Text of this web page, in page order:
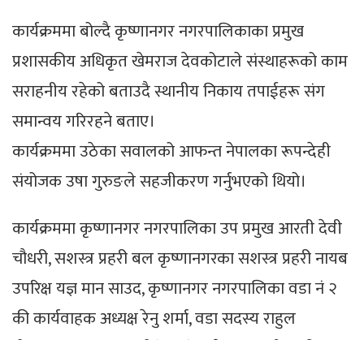
कार्यक्रममा बोल्दै कृष्णानगर नगरपालिकाका प्रमुख
प्रशासकीय अधिकृत खेमराज देवकोटाले संस्थाहरूको काम
सराहनीय रहेको बताउदै स्थानीय निकाय तपाईहरू संग
समान्वय गरिरहने बताए।
कार्यक्रममा उठेका सवालको आफन्त नेपालका रूपन्देही
संयोजक उषा गुरुङले सहजीकरण गर्नुभएको थियो।
कार्यक्रममा कृष्णानगर नगरपालिका उप प्रमुख आरती देवी
चौधरी, सशस्त्र प्रहरी बल कृष्णानगरका सशस्त्र प्रहरी नायब
उपरिक्ष यज्ञ मान साउद, कृष्णानगर नगरपालिका वडा नं २
की कार्यवाहक अध्यक्ष रेनु शर्मा, वडा सदस्य राहुल